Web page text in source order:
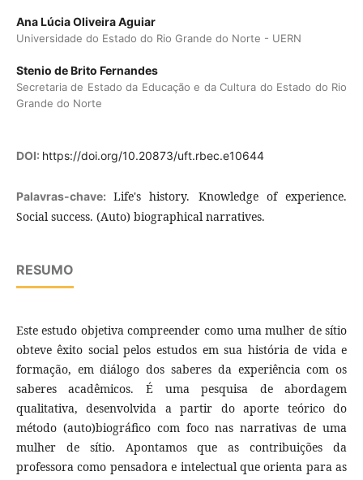
Ana Lúcia Oliveira Aguiar
Universidade do Estado do Rio Grande do Norte - UERN
Stenio de Brito Fernandes
Secretaria de Estado da Educação e da Cultura do Estado do Rio
Grande do Norte
DOI: https://doi.org/10.20873/uft.rbec.e10644
Palavras-chave:Life's history. Knowledge of experience.
Social success. (Auto) biographical narratives.
RESUMO
Este estudo objetiva compreender como uma mulher de sítio
obteve êxito social pelos estudos em sua história de vida e
formação, em diálogo dos saberes da experiência com os
saberes acadêmicos. É uma pesquisa de abordagem
qualitativa, desenvolvida a partir do aporte teórico do
método (auto)biográfico com foco nas narrativas de uma
mulher de sítio. Apontamos que as contribuições da
professora como pensadora e intelectual que orienta para as